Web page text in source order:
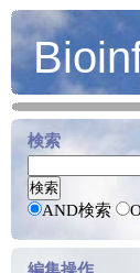
検索
AND検索